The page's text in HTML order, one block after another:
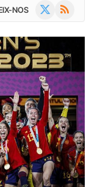
NOS RSS